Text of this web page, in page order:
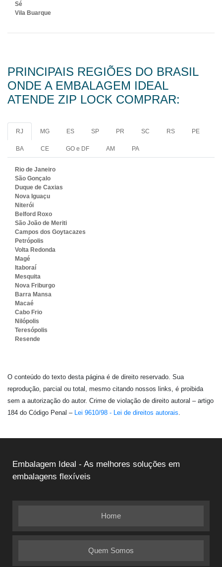
Sé
Vila Buarque
PRINCIPAIS REGIÕES DO BRASIL
ONDE A EMBALAGEM IDEAL
ATENDE ZIP LOCK COMPRAR:
RJ MG ES SP PR SC RS PE
BA CE GO e DF AM PA
Rio de Janeiro
São Gonçalo
Duque de Caxias
Nova Iguaçu
Niterói
Belford Roxo
São João de Meriti
Campos dos Goytacazes
Petrópolis
Volta Redonda
Magé
Itaboraí
Mesquita
Nova Friburgo
Barra Mansa
Macaé
Cabo Frio
Nilópolis
Teresópolis
Resende
O conteúdo do texto desta página é de direito reservado. Sua
reprodução, parcial ou total, mesmo citando nossos links, é proibida
sem a autorização do autor. Crime de violação de direito autoral – artigo
184 do Código Penal – Lei 9610/98 - Lei de direitos autorais.
Embalagem Ideal - As melhores soluções em
embalagens flexíveis
Home
Quem Somos